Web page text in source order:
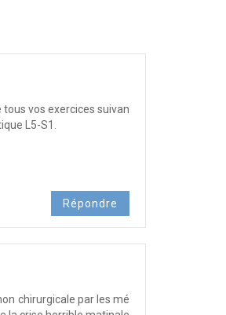
vos exercices suivan
L5-S1.
Répondre
chirurgicale par les mé